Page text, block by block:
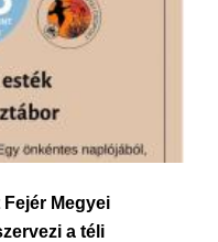
Megyei
a téli